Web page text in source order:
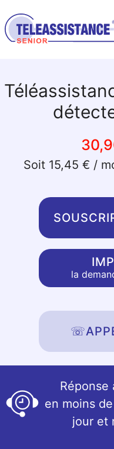
Soit 15,45 € /
la
☏
Réponse
en moins
jour et